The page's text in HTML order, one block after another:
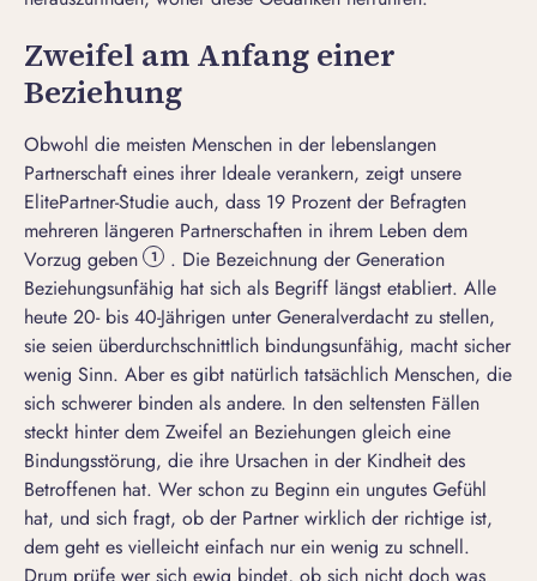
Zweifel am Anfang einer
Beziehung
Obwohl die meisten Menschen in der lebenslangen
Partnerschaft eines ihrer Ideale verankern, zeigt unsere
ElitePartner-Studie auch, dass 19 Prozent der Befragten
mehreren längeren Partnerschaften in ihrem Leben dem
Vorzug geben
1
. Die Bezeichnung der Generation
Beziehungsunfähig hat sich als Begriff längst etabliert. Alle
heute 20- bis 40-Jährigen unter Generalverdacht zu stellen,
sie seien überdurchschnittlich bindungsunfähig, macht sicher
wenig Sinn. Aber es gibt natürlich tatsächlich Menschen, die
sich schwerer binden als andere. In den seltensten Fällen
steckt hinter dem Zweifel an Beziehungen gleich eine
Bindungsstörung, die ihre Ursachen in der Kindheit des
Betroffenen hat. Wer schon zu Beginn ein ungutes Gefühl
hat, und sich fragt, ob der Partner wirklich der richtige ist,
dem geht es vielleicht einfach nur ein wenig zu schnell.